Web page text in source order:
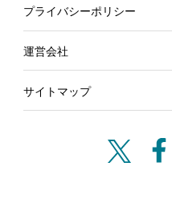
プライバシーポリシー
運営会社
サイトマップ